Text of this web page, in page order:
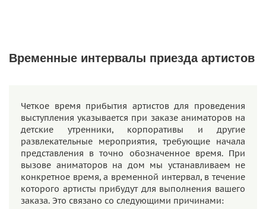
Временные интервалы приезда артистов
Четкое время прибытия артистов для проведения
выступления указывается при заказе аниматоров на
детские утренники, корпоративы и другие
развлекательные мероприятия, требующие начала
представления в точно обозначенное время. При
вызове аниматоров на дом мы устанавливаем не
конкретное время, а временной интервал, в течение
которого артисты прибудут для выполнения вашего
заказа. Это связано со следующими причинами: